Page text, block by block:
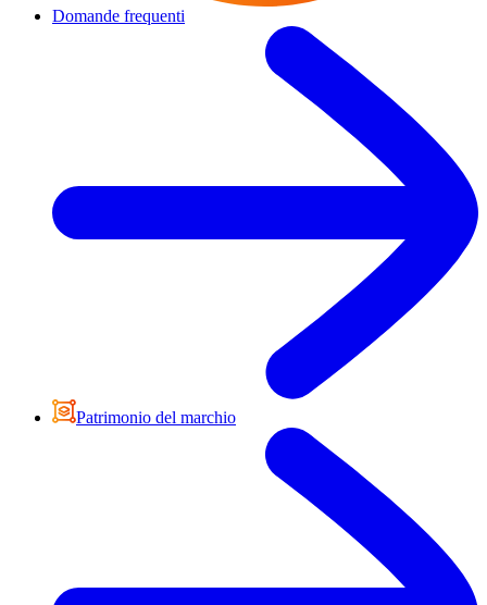
Domande frequenti
Patrimonio del marchio